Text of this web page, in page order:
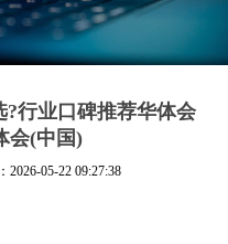
?行业口碑推荐华体会
会(中国)
2026-05-22 09:27:38